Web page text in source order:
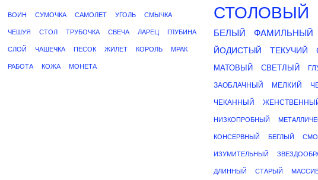
ВОИН СУМОЧКА САМОЛЕТ УГОЛЬ СМЫЧКА
ЧЕШУЯ СТОЛ ТРУБОЧКА СВЕЧА ЛАРЕЦ ГЛУБИНА
СЛОЙ ЧАШЕЧКА ПЕСОК ЖИЛЕТ КОРОЛЬ МРАК
РАБОТА КОЖА МОНЕТА
СТОЛОВЫЙ
БЕЛЫЙ ФАМИЛЬНЫЙ
ЙОДИСТЫЙ ТЕКУЧИЙ
МАТОВЫЙ СВЕТЛЫЙ
ЗАОБЛАЧНЫЙ МЕЛКИЙ
ЧЕКАННЫЙ
НИЗКОПРОБНЫЙ
КОНСЕРВНЫЙ БЕГЛЫЙ
ИЗУМИТЕЛЬНЫЙ
ДЛИННЫЙ СТАРЫЙ